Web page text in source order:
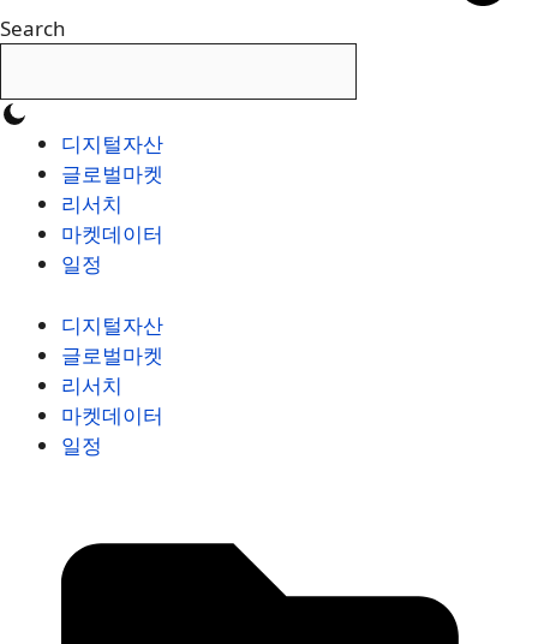
Search
디지털자산
글로벌마켓
리서치
마켓데이터
일정
디지털자산
글로벌마켓
리서치
마켓데이터
일정